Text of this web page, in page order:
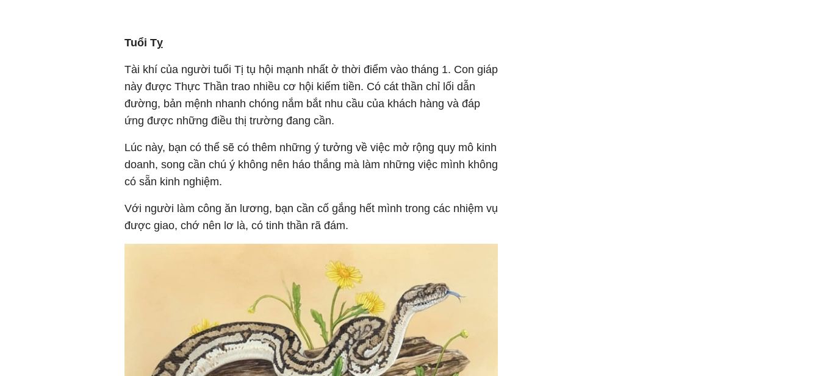
Tuổi Tỵ
Tài khí của người tuổi Tị tụ hội mạnh nhất ở thời điểm vào tháng 1. Con giáp
này được Thực Thần trao nhiều cơ hội kiếm tiền. Có cát thần chỉ lối dẫn
đường, bản mệnh nhanh chóng nắm bắt nhu cầu của khách hàng và đáp
ứng được những điều thị trường đang cần.
Lúc này, bạn có thể sẽ có thêm những ý tưởng về việc mở rộng quy mô kinh
doanh, song cần chú ý không nên háo thắng mà làm những việc mình không
có sẵn kinh nghiệm.
Với người làm công ăn lương, bạn cần cố gắng hết mình trong các nhiệm vụ
được giao, chớ nên lơ là, có tinh thần rã đám.